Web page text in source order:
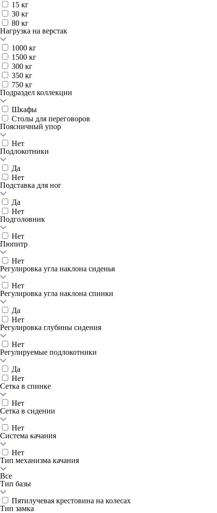
15 кг
30 кг
80 кг
Нагрузка на верстак
1000 кг
1500 кг
300 кг
350 кг
750 кг
Подраздел коллекции
Шкафы
Столы для переговоров
Поясничный упор
Нет
Подлокотники
Да
Нет
Подставка для ног
Да
Нет
Подголовник
Нет
Пюпитр
Нет
Регулировка угла наклона сиденья
Нет
Регулировка угла наклона спинки
Да
Нет
Регулировка глубины сидения
Нет
Регулируемые подлокотники
Да
Нет
Сетка в спинке
Нет
Сетка в сидении
Нет
Система качания
Нет
Тип механизма качания
Все
Тип базы
Пятилучевая крестовина на колесах
Тип замка